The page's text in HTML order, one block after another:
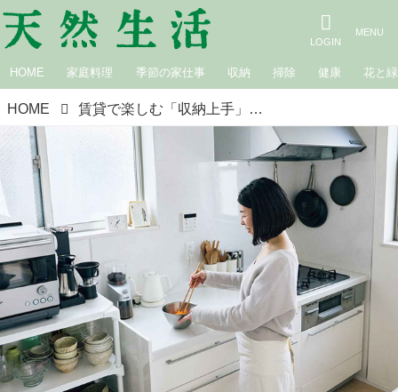
HOME 家庭料理 季節の家仕事 収納 掃除 健康 花と緑
HOME 賃貸で楽しむ「収納上手」な台所。ちょっとした使いにくさも“工夫の発見”柔軟なアイデアでベストを尽くす／食堂いちじく・尾崎史江さん